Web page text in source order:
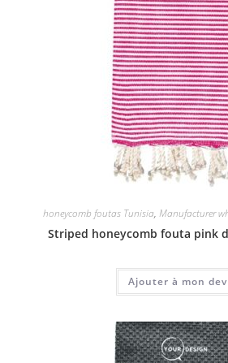
honeycomb foutas Tunisia, Manufacturer
Striped honeycomb fouta pink
Ajouter à mon